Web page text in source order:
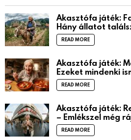
Akasztófa játék:
Hány állatot
READ MORE
Akasztófa játék:
Ezeket mindenki
READ MORE
Akasztófa játék:
– Emlékszel még
READ MORE